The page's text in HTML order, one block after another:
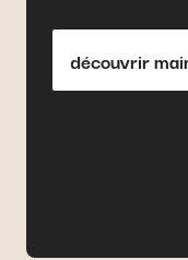
découvrir